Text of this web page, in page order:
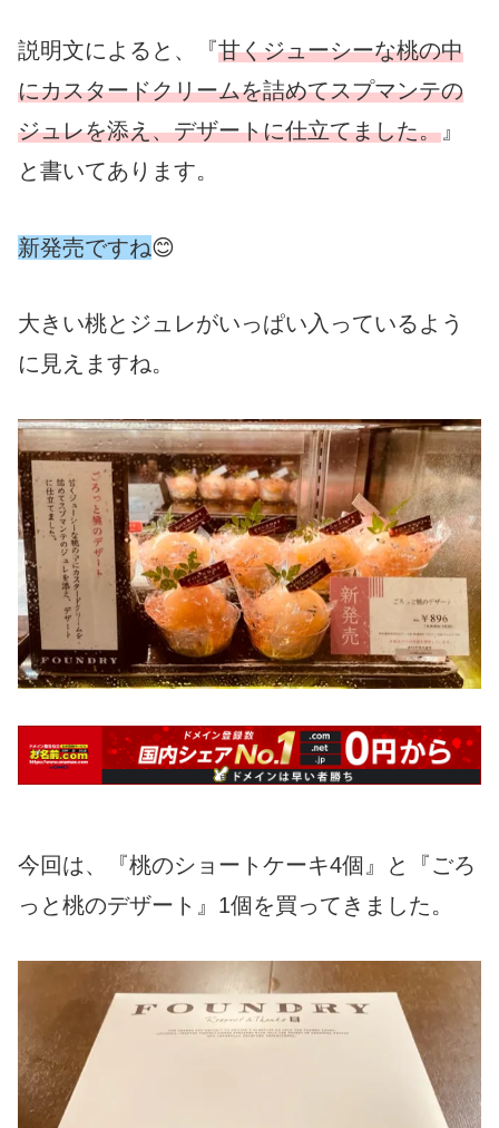
説明文によると、『甘くジューシーな桃の中
にカスタードクリームを詰めてスプマンテの
ジュレを添え、デザートに仕立てました。 』
と書いてあります。
新発売ですね😊
大きい桃とジュレがいっぱい入っているよう
に見えますね。
今回は、『桃のショートケーキ4個』と『ごろ
っと桃のデザート』1個を買ってきました。